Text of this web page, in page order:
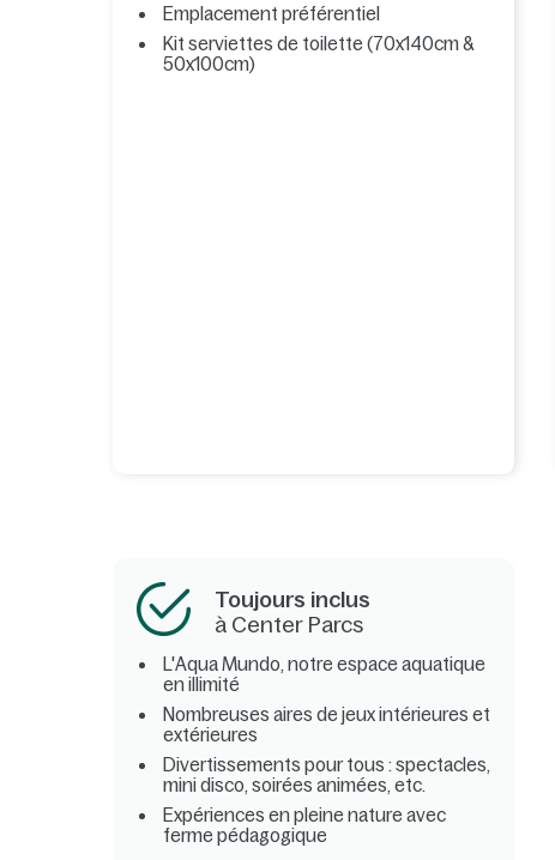
Emplacement préférentiel
Kit serviettes de toilette (70x140cm &
50x100cm)
Toujours inclus
à Center Parcs
L'Aqua Mundo, notre espace aquatique
en illimité
Nombreuses aires de jeux intérieures et
extérieures
Divertissements pour tous : spectacles,
mini disco, soirées animées, etc.
Expériences en pleine nature avec
ferme pédagogique